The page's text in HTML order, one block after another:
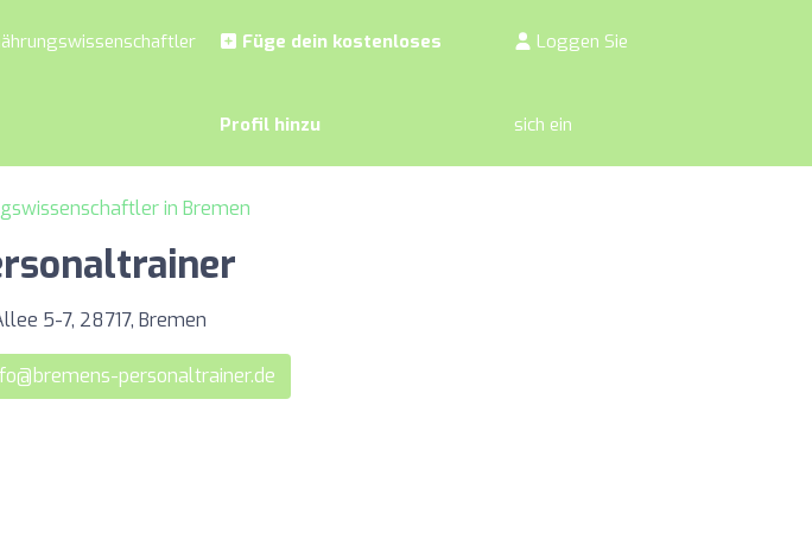
Füge dein kostenloses
Profil hinzu
Loggen Sie
sich ein
in Bremen
5-7, 28717, Bremen
personaltrainer.de